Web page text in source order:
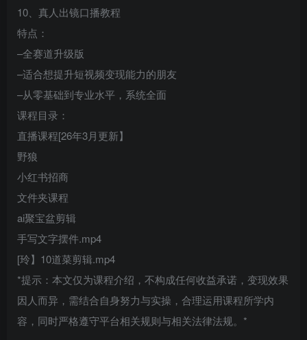
10、真人出镜口播教程
特点：
–全赛道升级版
–适合想提升短视频变现能力的朋友
–从零基础到专业水平，系统全面
课程目录：
直播课程[26年3月更新】
野狼
小红书招商
文件夹课程
ai聚宝盆剪辑
手写文字摆件.mp4
[玲】10道菜剪辑.mp4
*提示：本文仅为课程介绍，不构成任何收益承诺，变现效果
因人而异，需结合自身努力与实操，合理运用课程所学内
容，同时严格遵守平台相关规则与相关法律法规。*